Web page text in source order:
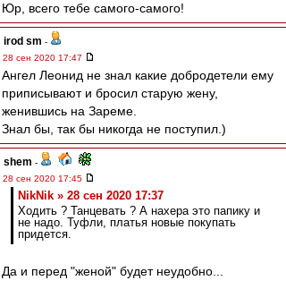
Юр, всего тебе самого-самого!
irod sm -
28 сен 2020 17:47
Ангел Леонид не знал какие добродетели ему
приписывают и бросил старую жену,
женившись на Зареме.
Знал бы, так бы никогда не поступил.)
shem -
28 сен 2020 17:45
NikNik » 28 сен 2020 17:37
Ходить ? Танцевать ? А нахера это папику и
не надо. Туфли, платья новые покупать
придется.
Да и перед "женой" будет неудобно...